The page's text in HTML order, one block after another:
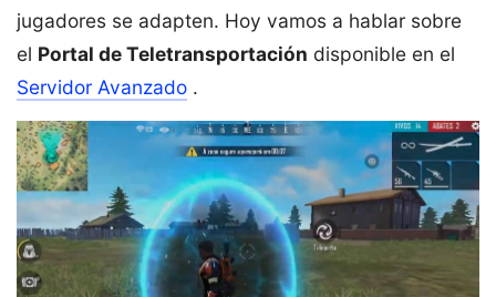
jugadores se adapten. Hoy vamos a hablar sobre
el Portal de Teletransportación disponible en el
Servidor Avanzado .